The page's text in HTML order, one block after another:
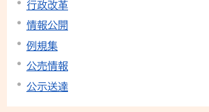
行政改革
情報公開
例規集
公売情報
公示送達